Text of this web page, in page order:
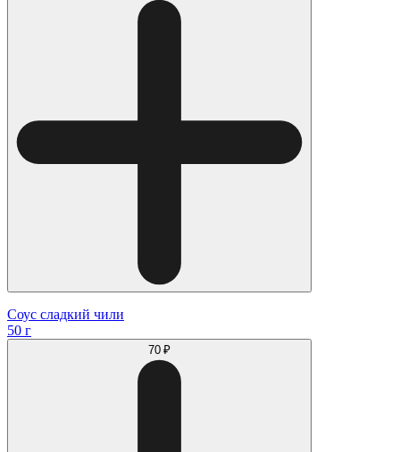
Соус сладкий чили
50 г
70 ₽